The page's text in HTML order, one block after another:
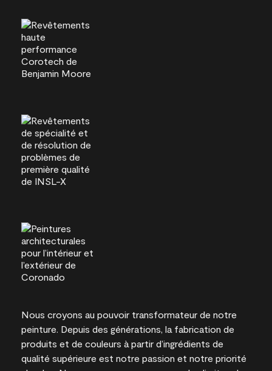
Nous croyons au pouvoir transformateur de notre
peinture. Depuis des générations, la fabrication de
produits et de couleurs à partir d’ingrédients de
qualité supérieure est notre passion et notre priorité